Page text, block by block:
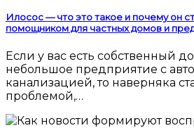
Илосос — что это такое и почему он
помощником для частных домов и
Если у вас есть собственный дом, дача или даже
небольшое предприятие с
канализацией, то наверняка
проблемой,…